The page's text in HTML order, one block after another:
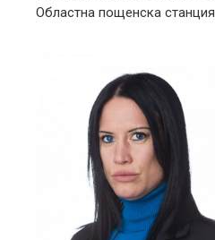
Областна пощенска